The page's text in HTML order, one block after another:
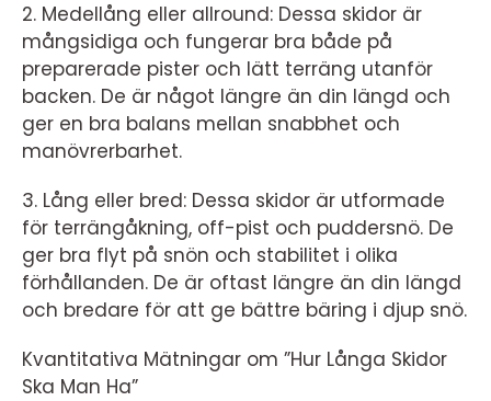
2. Medellång eller allround: Dessa skidor är
mångsidiga och fungerar bra både på
preparerade pister och lätt terräng utanför
backen. De är något längre än din längd och
ger en bra balans mellan snabbhet och
manövrerbarhet.
3. Lång eller bred: Dessa skidor är utformade
för terrängåkning, off-pist och puddersnö. De
ger bra flyt på snön och stabilitet i olika
förhållanden. De är oftast längre än din längd
och bredare för att ge bättre bäring i djup snö.
Kvantitativa Mätningar om ”Hur Långa Skidor
Ska Man Ha”